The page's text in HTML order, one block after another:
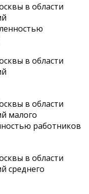
в области
в области
в области
малого
работников
в области
среднего